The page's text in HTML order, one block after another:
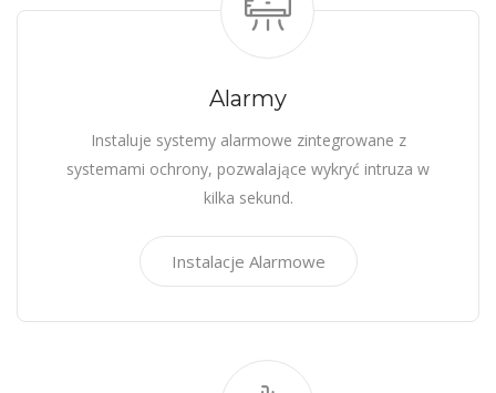
Alarmy
Instaluje systemy alarmowe zintegrowane z
systemami ochrony, pozwalające wykryć intruza w
kilka sekund.
Instalacje Alarmowe